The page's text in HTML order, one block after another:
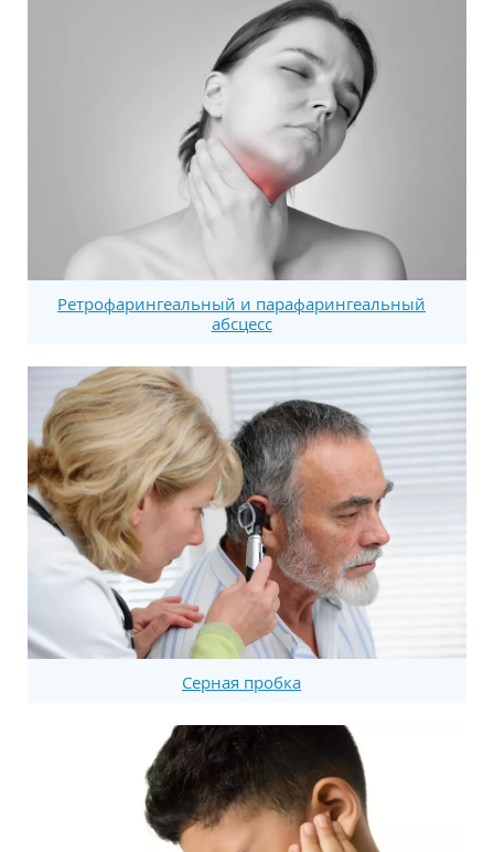
Ретрофарингеальный и парафарингеальный
абсцесс
Серная пробка